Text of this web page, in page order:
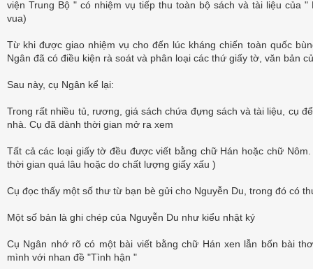
viện Trung Bộ " có nhiệm vụ tiếp thu toàn bộ sách và tài liệu của
vua)
Từ khi được giao nhiệm vụ cho đến lúc kháng chiến toàn quốc
Ngân đã có điều kiện rà soát và phân loại các thứ giấy tờ, văn bản
Sau này, cụ Ngân kể lại:
Trong rất nhiều tủ, rương, giá sách chứa đựng sách và tài liệu, cụ
nhà. Cụ đã dành thời gian mở ra xem
Tất cả các loại giấy tờ đều được viết bằng chữ Hán hoặc chữ
thời gian quá lâu hoặc do chất lượng giấy xấu )
Cụ đọc thấy một số thư từ bạn bè gửi cho Nguyễn Du, trong đó có
Một số bản là ghi chép của Nguyễn Du như kiểu nhật ký
Cụ Ngân nhớ rõ có một bài viết bằng chữ Hán xen lẫn bốn bài
mình với nhan đề "Tình hận "